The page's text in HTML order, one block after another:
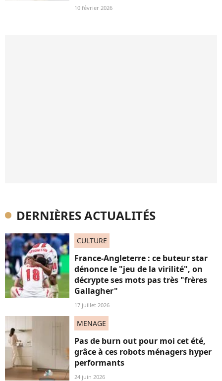
10 février 2026
DERNIÈRES ACTUALITÉS
CULTURE
France-Angleterre : ce buteur star
dénonce le "jeu de la virilité", on
décrypte ses mots pas très "frères
Gallagher"
17 juillet 2026
MENAGE
Pas de burn out pour moi cet été,
grâce à ces robots ménagers hyper
performants
24 juin 2026